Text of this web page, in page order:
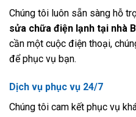
Chúng tôi luôn sẵn sàng hỗ
sửa chữa điện lạnh tại nhà
cần một cuộc điện thoại,
để phục vụ bạn.
Dịch vụ phục vụ 24/7
Chúng tôi cam kết phục vụ